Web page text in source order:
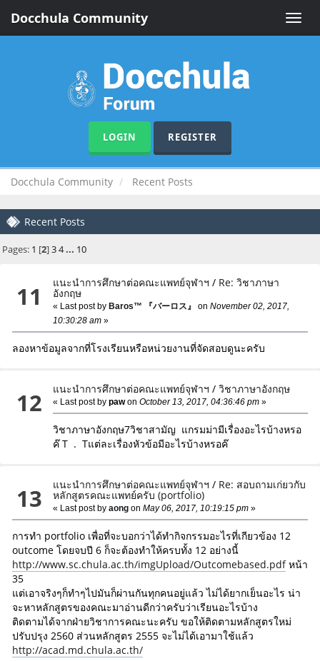
Toggle
Docchula Community
LOGIN REGISTER
Docchula Community Recent Posts
Recent Posts
Pages: 1 [2]3 4 ... 10
11 แนะนำการศึกษาต่อคณะแพทย์จุฬาฯ / Re: วิชาภาษา
อังกฤษ
« Last post by Baros™ 『バーロス』 on November 02, 2017,
10:30:28 am »
ลองหาข้อมูลจากที่โรงเรียนหรือหน่วยงานที่จัดสอบดูนะครับ
12 แนะนำการศึกษาต่อคณะแพทย์จุฬาฯ /วิชาภาษาอังกฤษ
« Last post bypawon October 13, 2017, 04:36:46 pm »
วิชาภาษาอังกฤษ7วิชาสามัญ แกรมม่ามีเรื่องอะไรบ้างหรอ
ค๊ T . Tแต่ละเรื่องหัวข้อมีอะไรบ้างหรอค๊
13 แนะนำการศึกษาต่อคณะแพทย์จุฬาฯ / Re: สอบถามเก่ยวกับ
หลักสูตรคณะแพทย์ครับ (portfolio)
« Last post byaong on May 06, 2017, 10:19:15 pm »
การทำ portfolio เพื่อที่จะบอกว่าได้ทำกิจกรรมอะไรที่เกียวข้อง 12
outcome โดยจบปี 6 ก็จะต้องทำให้ครบทั้ง 12 อย่างนี้
http://www.sc.chula.ac.th/imgUpload/Outcomebased.pdfหน้า
35
แต่เอาจริงๆก็ทำๆไปมันก็ผ่านกันทุกคนอยู่แล้ว ไม่ได้ยากเย็นอะไร น่า
จะหาหลักสูตรของคณะมาอ่านดีกว่าครับว่าเรียนอะไรบ้าง
ติดตามได้จากฝ่ายวิชาการคณะนะครับ ขอให้ติดตามหลักสูตรใหม่
ปรับปรุง 2560 ส่วนหลักสูตร 2555 จะไม่ได้เอามาใช้แล้ว
http://acad.md.chula.ac.th/